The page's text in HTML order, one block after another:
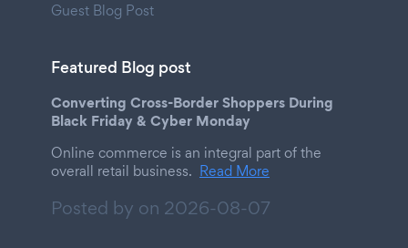
Guest Blog Post
Featured Blog post
Converting Cross-Border Shoppers During
Black Friday & Cyber Monday
Online commerce is an integral part of the
overall retail business. Read More
Posted by on 2026-08-07